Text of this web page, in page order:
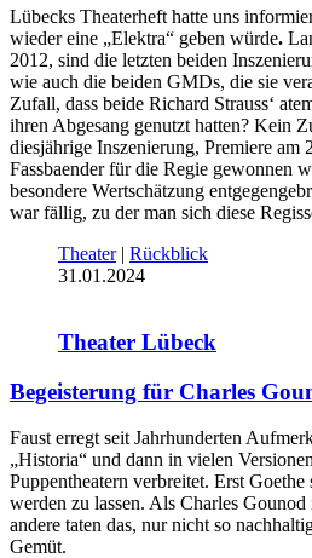
Lübecks Theaterheft hatte uns
wieder eine „Elektra“ geben würde.
2012, sind die letzten beiden
wie auch die beiden GMDs, die sie
Zufall, dass beide Richard Strauss‘
ihren Abgesang genutzt hatten? Kein
diesjährige Inszenierung, Premiere am
Fassbaender für die Regie gewonnen
besondere Wertschätzung
war fällig, zu der man sich diese
Theater| Rückblick
31.01.2024
Theater Lübeck
Begeisterung für Charles
Faust erregt seit Jahrhunderten
„Historia“ und dann in vielen
Puppentheatern verbreitet. Erst
werden zu lassen. Als Charles
andere taten das, nur nicht so
Gemüt.